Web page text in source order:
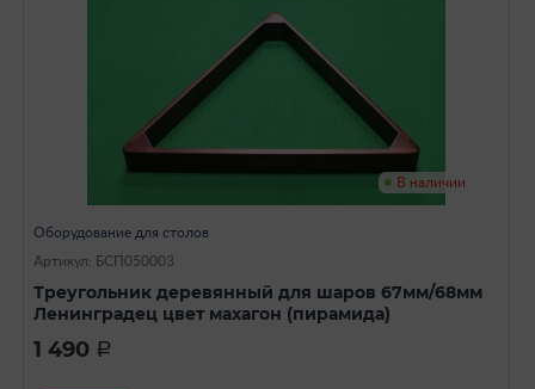
В наличии
Оборудование для столов
Артикул: БСП050003
Треугольник деревянный для шаров 67мм/68мм
Ленинградец цвет махагон (пирамида)
1 490 a